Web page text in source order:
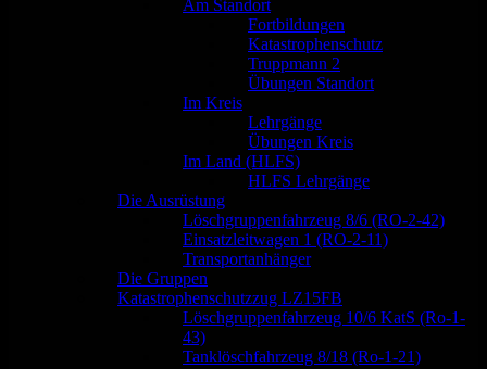
Am Standort
Fortbildungen
Katastrophenschutz
Truppmann 2
Übungen Standort
Im Kreis
Lehrgänge
Übungen Kreis
Im Land (HLFS)
HLFS Lehrgänge
Die Ausrüstung
Löschgruppenfahrzeug 8/6 (RO-2-42)
Einsatzleitwagen 1 (RO-2-11)
Transportanhänger
Die Gruppen
Katastrophenschutzzug LZ15FB
Löschgruppenfahrzeug 10/6 KatS (Ro-1-
43)
Tanklöschfahrzeug 8/18 (Ro-1-21)